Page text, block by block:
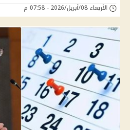
الأربعاء 08/أبريل/2026 - 07:58 م